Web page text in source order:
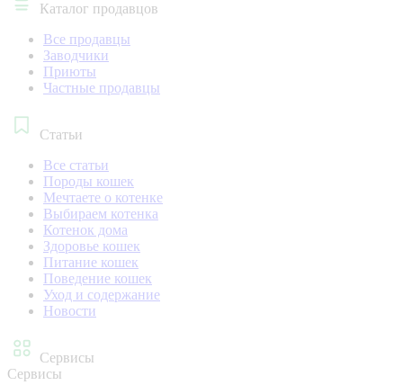
Каталог продавцов
Все продавцы
Заводчики
Приюты
Частные продавцы
Статьи
Все статьи
Породы кошек
Мечтаете о котенке
Выбираем котенка
Котенок дома
Здоровье кошек
Питание кошек
Поведение кошек
Уход и содержание
Новости
Сервисы
Сервисы